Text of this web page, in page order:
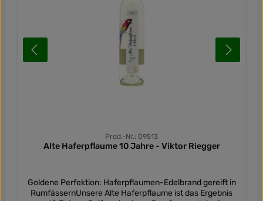
Prod.-Nr.: 09513
Alte Haferpflaume 10 Jahre - Viktor Riegger
Goldene Perfektion: Haferpflaumen-Edelbrand gereift in
RumfässernUnsere Alte Haferpflaume ist das Ergebnis